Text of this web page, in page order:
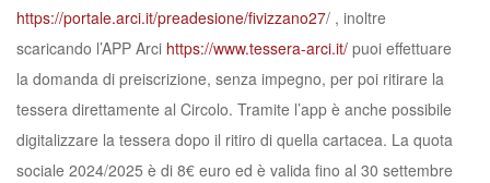
https://portale.arci.it/preadesione/fivizzano27/ , inoltre
scaricando l’APP Arci https://www.tessera-arci.it/ puoi effettuare
la domanda di preiscrizione, senza impegno, per poi ritirare la
tessera direttamente al Circolo. Tramite l’app è anche possibile
digitalizzare la tessera dopo il ritiro di quella cartacea. La quota
sociale 2024/2025 è di 8€ euro ed è valida fino al 30 settembre